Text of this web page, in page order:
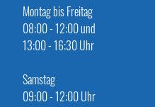
Montag bis Freitag
08:00 - 12:00 und
13:00 - 16:30 Uhr
Samstag
09:00 - 12:00 Uhr